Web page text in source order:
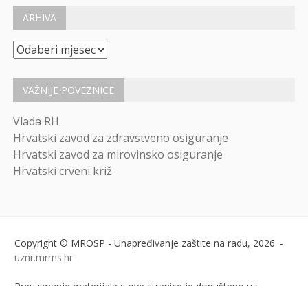
ARHIVA
Arhiva
VAŽNIJE POVEZNICE
Vlada RH
Hrvatski zavod za zdravstveno osiguranje
Hrvatski zavod za mirovinsko osiguranje
Hrvatski crveni križ
Copyright © MROSP - Unapređivanje zaštite na radu, 2026. -
uznr.mrms.hr